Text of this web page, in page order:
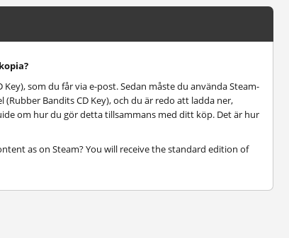
som du får via e-post. Sedan måste du använda Steam-
Bandits CD Key), och du är redo att ladda ner,
om hur du gör detta tillsammans med ditt köp. Det är hur
as on Steam? You will receive the standard edition of